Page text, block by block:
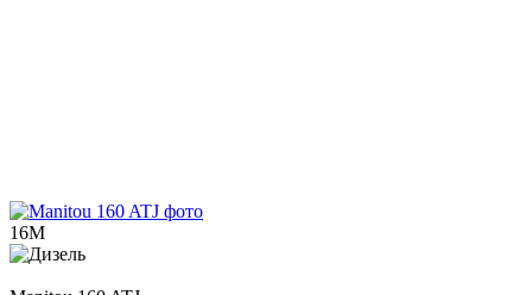
16М